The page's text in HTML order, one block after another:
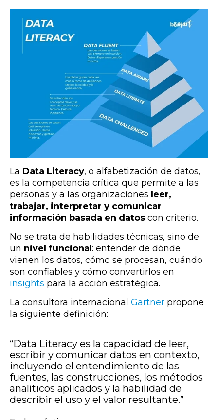
La Data Literacy, o alfabetización de datos,
es la competencia crítica que permite a las
personas y a las organizaciones leer,
trabajar, interpretar y comunicar
información basada en datos con criterio.
No se trata de habilidades técnicas, sino de
un nivel funcional: entender de dónde
vienen los datos, cómo se procesan, cuándo
son confiables y cómo convertirlos en
insights para la acción estratégica.
La consultora internacional Gartner propone
la siguiente definición:
“Data Literacy es la capacidad de leer,
escribir y comunicar datos en contexto,
incluyendo el entendimiento de las
fuentes, las construcciones, los métodos
analíticos aplicados y la habilidad de
describir el uso y el valor resultante.”